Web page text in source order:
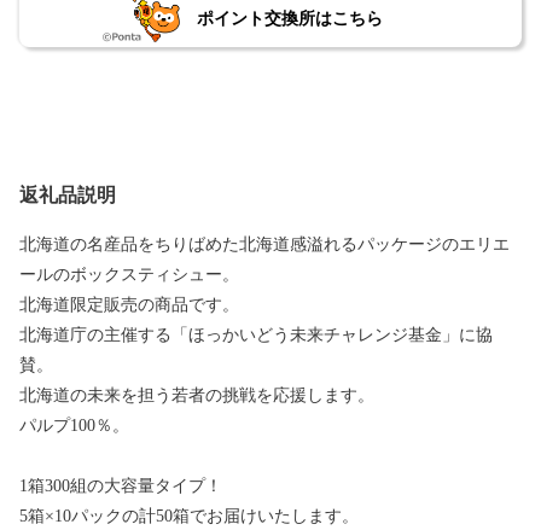
ポイント交換所はこちら
返礼品説明
北海道の名産品をちりばめた北海道感溢れるパッケージのエリエ
ールのボックスティシュー。
北海道限定販売の商品です。
北海道庁の主催する「ほっかいどう未来チャレンジ基金」に協
賛。
北海道の未来を担う若者の挑戦を応援します。
パルプ100％。
1箱300組の大容量タイプ！
5箱×10パックの計50箱でお届けいたします。